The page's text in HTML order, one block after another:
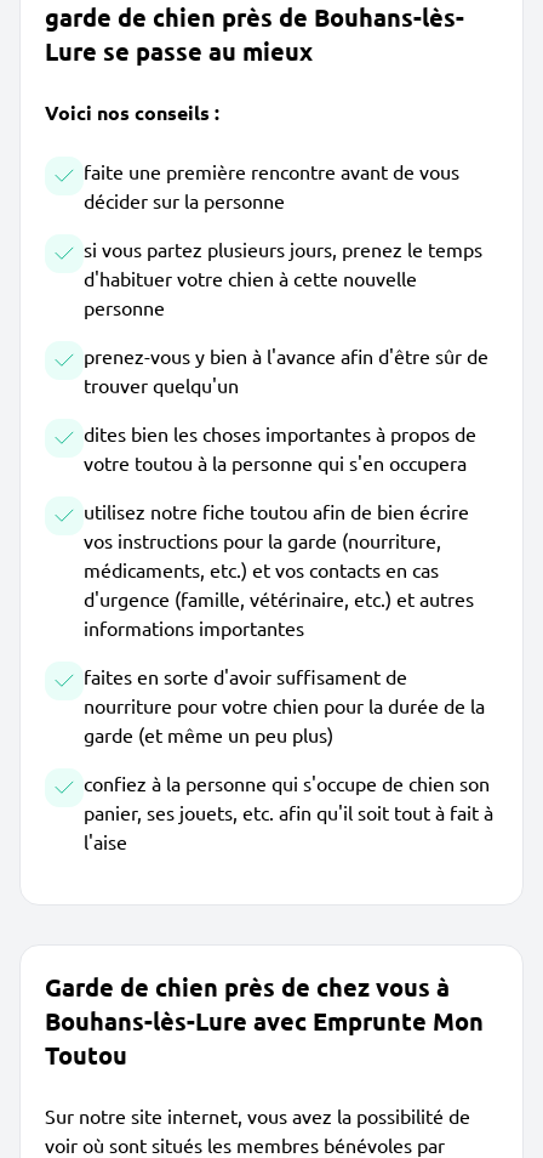
garde de chien près de Bouhans-lès-
Lure se passe au mieux
Voici nos conseils :
faite une première rencontre avant de vous
décider sur la personne
si vous partez plusieurs jours, prenez le temps
d'habituer votre chien à cette nouvelle
personne
prenez-vous y bien à l'avance afin d'être sûr de
trouver quelqu'un
dites bien les choses importantes à propos de
votre toutou à la personne qui s'en occupera
utilisez notre fiche toutou afin de bien écrire
vos instructions pour la garde (nourriture,
médicaments, etc.) et vos contacts en cas
d'urgence (famille, vétérinaire, etc.) et autres
informations importantes
faites en sorte d'avoir suffisament de
nourriture pour votre chien pour la durée de la
garde (et même un peu plus)
confiez à la personne qui s'occupe de chien son
panier, ses jouets, etc. afin qu'il soit tout à fait à
l'aise
Garde de chien près de chez vous à
Bouhans-lès-Lure avec Emprunte Mon
Toutou
Sur notre site internet, vous avez la possibilité de
voir où sont situés les membres bénévoles par